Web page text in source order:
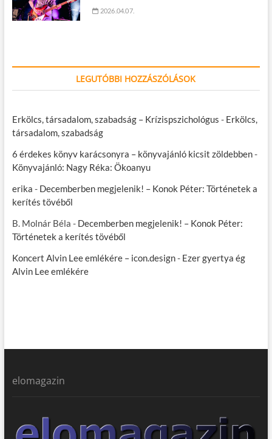
2026.04.07.
LEGUTÓBBI HOZZÁSZÓLÁSOK
Erkölcs, társadalom, szabadság – Krízispszichológus - Erkölcs,
társadalom, szabadság
6 érdekes könyv karácsonyra – könyvajánló kicsit zöldebben-
Könyvajánló: Nagy Réka: Ökoanyu
erika - Decemberben megjelenik! – Konok Péter: Történetek a
kerítés tövéből
B. Molnár Béla - Decemberben megjelenik! – Konok Péter:
Történetek a kerítés tövéből
Koncert Alvin Lee emlékére – icon.design- Ezer gyertya ég
Alvin Lee emlékére
elomagazin